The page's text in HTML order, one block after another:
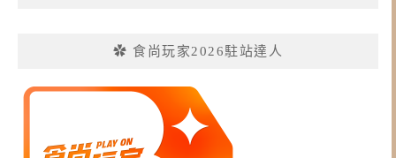
✿ 食尚玩家2026駐站達人